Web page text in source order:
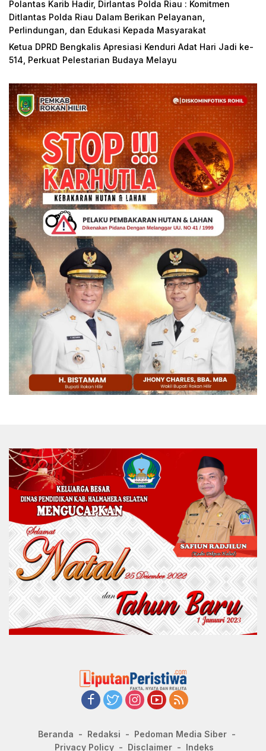
Polantas Karib Hadir, Dirlantas Polda Riau : Komitmen
Ditlantas Polda Riau Dalam Berikan Pelayanan,
Perlindungan, dan Edukasi Kepada Masyarakat
Ketua DPRD Bengkalis Apresiasi Kenduri Adat Hari Jadi ke-
514, Perkuat Pelestarian Budaya Melayu
Beranda Redaksi
Pedoman Media Siber
Privacy Policy
Disclaimer Indeks